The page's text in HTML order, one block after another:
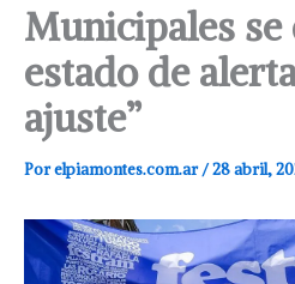
Municipales se
estado de
ajuste”
Porelpiamontes.com.ar/28 abril,